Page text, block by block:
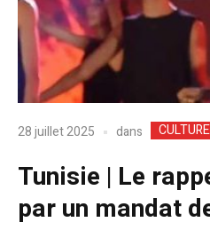
28 juillet 2025 dans CULTURE
Tunisie | Le
par un mandat